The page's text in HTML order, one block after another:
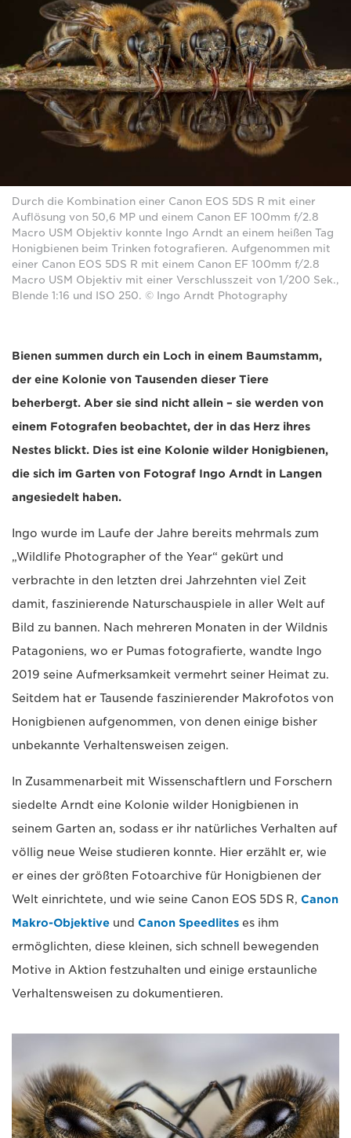
Durch die Kombination einer Canon EOS 5DS R mit einer
Auflösung von 50,6 MP und einem Canon EF 100mm f/2.8
Macro USM Objektiv konnte Ingo Arndt an einem heißen Tag
Honigbienen beim Trinken fotografieren. Aufgenommen mit
einer Canon EOS 5DS R mit einem Canon EF 100mm f/2.8
Macro USM Objektiv mit einer Verschlusszeit von 1/200 Sek.,
Blende 1:16 und ISO 250. © Ingo Arndt Photography
Bienen summen durch ein Loch in einem Baumstamm,
der eine Kolonie von Tausenden dieser Tiere
beherbergt. Aber sie sind nicht allein – sie werden von
einem Fotografen beobachtet, der in das Herz ihres
Nestes blickt. Dies ist eine Kolonie wilder Honigbienen,
die sich im Garten von Fotograf Ingo Arndt in Langen
angesiedelt haben.
Ingo wurde im Laufe der Jahre bereits mehrmals zum
„Wildlife Photographer of the Year“ gekürt und
verbrachte in den letzten drei Jahrzehnten viel Zeit
damit, faszinierende Naturschauspiele in aller Welt auf
Bild zu bannen. Nach mehreren Monaten in der Wildnis
Patagoniens, wo er Pumas fotografierte, wandte Ingo
2019 seine Aufmerksamkeit vermehrt seiner Heimat zu.
Seitdem hat er Tausende faszinierender Makrofotos von
Honigbienen aufgenommen, von denen einige bisher
unbekannte Verhaltensweisen zeigen.
In Zusammenarbeit mit Wissenschaftlern und Forschern
siedelte Arndt eine Kolonie wilder Honigbienen in
seinem Garten an, sodass er ihr natürliches Verhalten auf
völlig neue Weise studieren konnte. Hier erzählt er, wie
er eines der größten Fotoarchive für Honigbienen der
Welt einrichtete, und wie seine Canon EOS 5DS R, Canon
Makro-Objektive und Canon Speedlites es ihm
ermöglichten, diese kleinen, sich schnell bewegenden
Motive in Aktion festzuhalten und einige erstaunliche
Verhaltensweisen zu dokumentieren.